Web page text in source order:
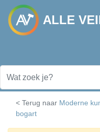
ALLE
< Terug naar Moderne
bogart